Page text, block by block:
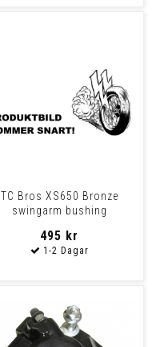
TC Bros XS650 Bronze
swingarm bushing
495 kr